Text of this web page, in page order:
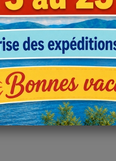
72,50 € 66,00 €
53,82 €